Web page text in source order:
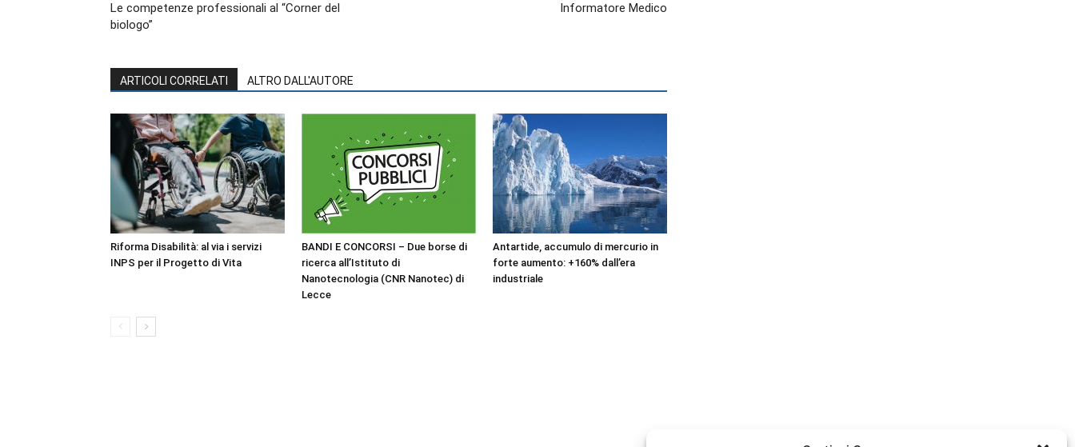
Le competenze professionali al “Corner del
biologo”
Informatore Medico
ARTICOLI CORRELATI ALTRO DALL'AUTORE
Riforma Disabilità: al via i servizi
INPS per il Progetto di Vita
BANDI E CONCORSI – Due borse di
ricerca all’Istituto di
Nanotecnologia (CNR Nanotec) di
Lecce
Antartide, accumulo di mercurio in
forte aumento: +160% dall’era
industriale